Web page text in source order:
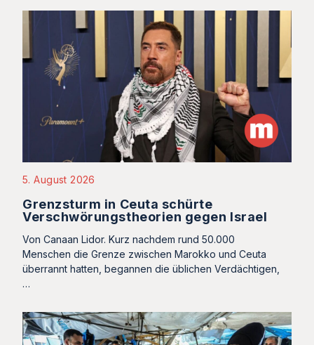
5. August 2026
Grenzsturm in Ceuta schürte
Verschwörungstheorien gegen Israel
Von Canaan Lidor. Kurz nachdem rund 50.000
Menschen die Grenze zwischen Marokko und Ceuta
überrannt hatten, begannen die üblichen Verdächtigen,
…